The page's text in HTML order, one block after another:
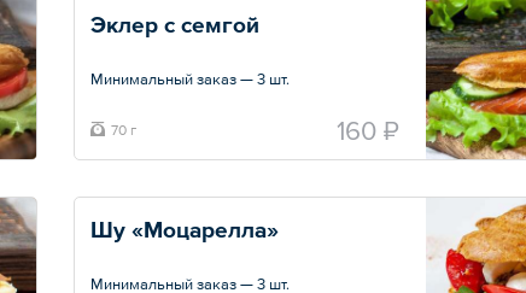
Эклер с семгой
Минимальный заказ — 3 шт.
салата, Семга слабосоленая, свежий
огурец.
Общий вес – 70 г
70 г 160 ₽
Шу «Моцарелла»
Минимальный заказ — 3 шт.